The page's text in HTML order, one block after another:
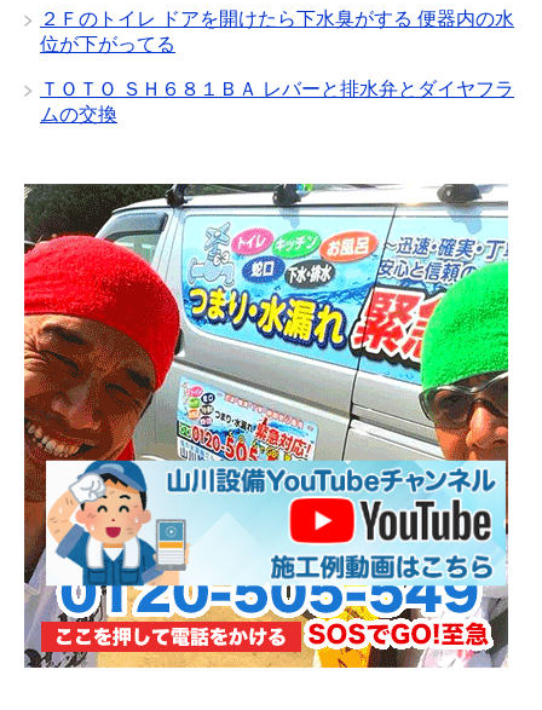
２Ｆのトイレ ドアを開けたら下水臭がする 便器内の水
位が下がってる
ＴＯＴＯ ＳＨ６８１ＢＡ レバーと排水弁とダイヤフラ
ムの交換